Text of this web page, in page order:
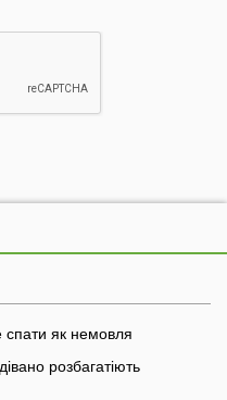
спати як немовля
розбагатіють